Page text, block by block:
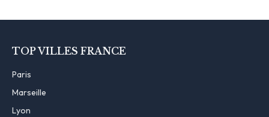
TOP VILLES FRANCE
Paris
Marseille
Lyon